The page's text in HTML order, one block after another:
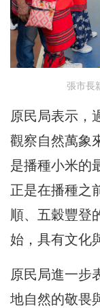
張市長
原民局表示，
觀察自然萬象
是播種小米的
正是在播種之
順、五穀豐登
始，具有文化
原民局進一步
地自然的敬畏